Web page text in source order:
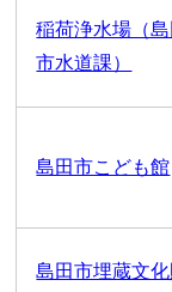
稲荷浄水場（島
市水道課）
島田市こども館
島田市埋蔵文